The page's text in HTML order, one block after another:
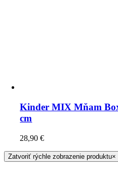
Kinder MIX Mňam
cm
28,90€
Zatvoriť rýchle zobrazenie produktu×